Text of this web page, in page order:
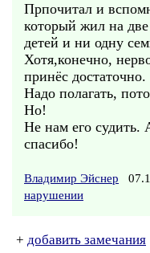
Прпочитал и
который жил на
детей и ни одну
Хотя,конечно,
принёс достаточно.
Надо полагать,
Но!
Не нам его судить.
спасибо!
Владимир Эйснер
нарушении
+ добавить замечания